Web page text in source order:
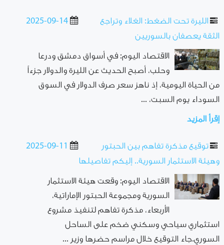
2025-09-14
الليرة تحت الضغط: الغلاء وتراجع
الثقة يعصفان بالسوريين
الاقتصاد اليوم: في أسواق دمشق ودرعا
وحلب، أصبح الحديث عن الليرة والدولار جزءاً
من الحياة اليومية، إذ ناهز سعر صرف الدولار في السوق
السوداء يوم السبت، ...
إقرأ المزيد
2025-09-11
توقيع مذكرة تفاهم بين الحبتور
وهيئة الاستثمار السورية.. إليكم تفاصيلها
الاقتصاد اليوم: وقعت هيئة الاستثمار
السورية ومجموعة الحبتور الإماراتية،
الأربعاء، مذكرة تفاهم لتنفيذ مشروع
استثماري سياحي وسكني ضخم على الساحل
السوري.جاء التوقيع خلال مراسم حضرها وزير ...